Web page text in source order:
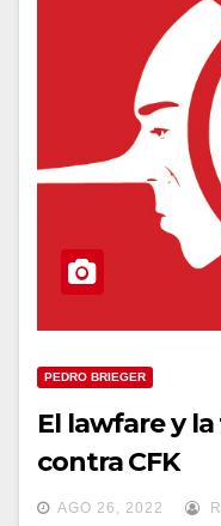
PEDRO BRIEGER
El lawfare y
contra CFK
AGO 26, 2022